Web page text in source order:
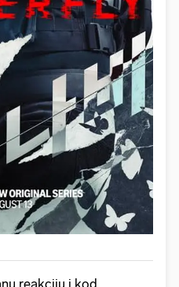
reakciju i kod